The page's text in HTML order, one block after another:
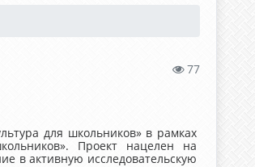
77
для школьников» в рамках
Проект нацелен на
в активную исследовательскую